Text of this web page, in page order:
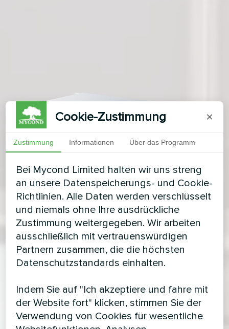
Cookie-Zustimmung ×
Zustimmung Informationen Über das Programm
Bei Mycond Limited halten wir uns streng
an unsere Datenspeicherungs- und Cookie-
Richtlinien. Alle Daten werden verschlüsselt
und niemals ohne Ihre ausdrückliche
Zustimmung weitergegeben. Wir arbeiten
ausschließlich mit vertrauenswürdigen
Partnern zusammen, die die höchsten
Datenschutzstandards einhalten.
Indem Sie auf "Ich akzeptiere und fahre mit
der Website fort" klicken, stimmen Sie der
Verwendung von Cookies für wesentliche